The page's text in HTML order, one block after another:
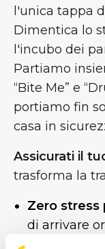
l'unica tappa
Dimentica lo
l'incubo dei
Partiamo
“Bite Me” e
portiamo fin
casa in
Assicurati il
trasforma la
Zero stress
di arrivare
posto a